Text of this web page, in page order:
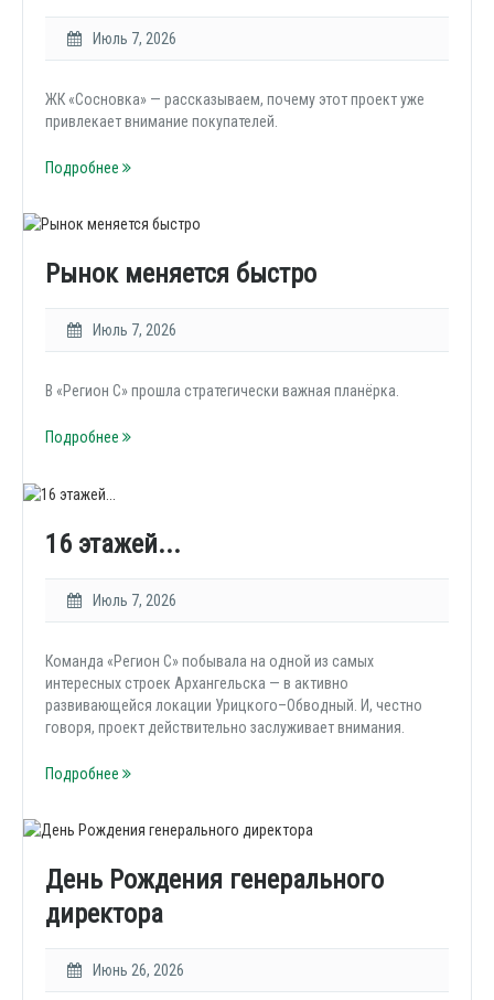
Июль 7, 2026
ЖК «Сосновка» — рассказываем, почему этот проект уже
привлекает внимание покупателей.
Подробнее
Рынок меняется быстро
Июль 7, 2026
В «Регион С» прошла стратегически важная планёрка.
Подробнее
16 этажей...
Июль 7, 2026
Команда «Регион С» побывала на одной из самых
интересных строек Архангельска — в активно
развивающейся локации Урицкого–Обводный. И, честно
говоря, проект действительно заслуживает внимания.
Подробнее
День Рождения генерального
директора
Июнь 26, 2026